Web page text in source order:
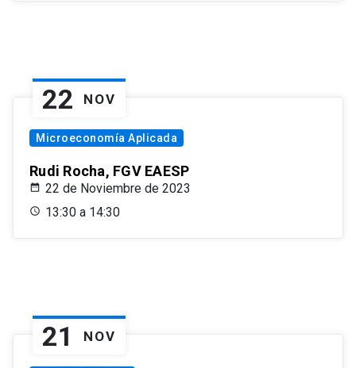
22 NOV
Microeconomía Aplicada
Rudi Rocha, FGV EAESP
22 de Noviembre de 2023
13:30 a 14:30
21 NOV